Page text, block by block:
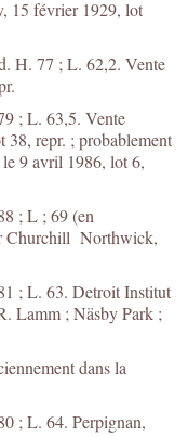
15 février 1929, lot
H. 77 ; L. 62,2. Vente
; L. 63,5. Vente
38, repr. ; probablement
le 9 avril 1986, lot 6,
; L ; 69 (en
Churchill Northwick,
; L. 63. Detroit Institut
Lamm ; Näsby Park ;
dans la
; L. 64. Perpignan,